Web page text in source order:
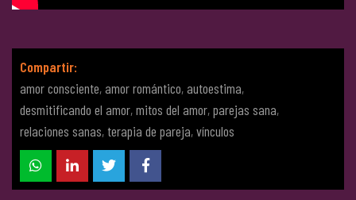
Compartir:
amor consciente,amor romántico,autoestima,
desmitificando el amor,mitos del amor,parejas sana,
relaciones sanas,terapia de pareja,vínculos